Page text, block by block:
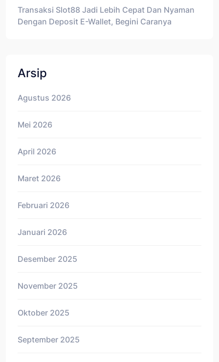
Transaksi Slot88 Jadi Lebih Cepat Dan Nyaman
Dengan Deposit E-Wallet, Begini Caranya
Arsip
Agustus 2026
Mei 2026
April 2026
Maret 2026
Februari 2026
Januari 2026
Desember 2025
November 2025
Oktober 2025
September 2025